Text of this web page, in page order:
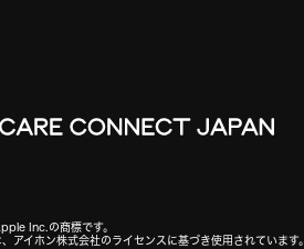
Inc.の商標です。
アイホン株式会社のライセンスに基づき使用されています。